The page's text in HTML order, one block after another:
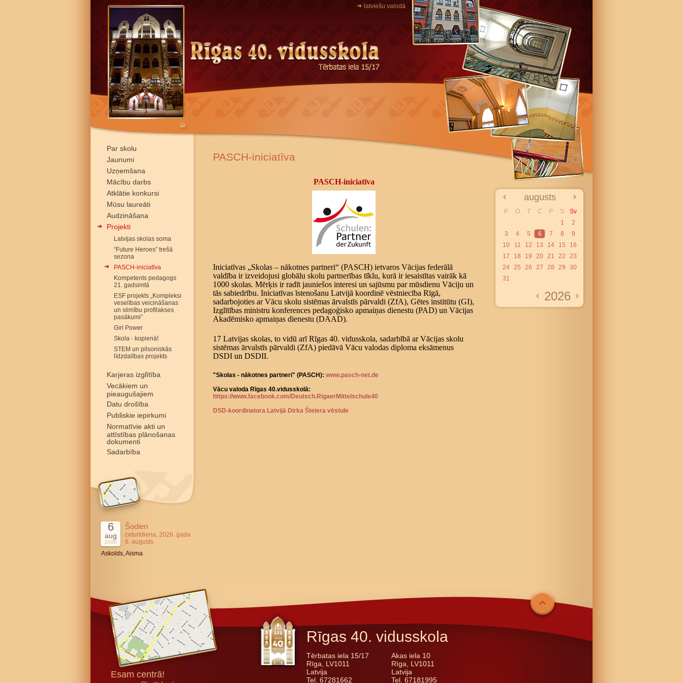
latviešu valodā
Par skolu
Jaunumi
Uzņemšana
Mācību darbs
Atklātie konkursi
Mūsu laureāti
Audzināšana
Projekti
Latvijas skolas soma
“Future Heroes” trešā
sezona
PASCH-iniciatīva
Kompetents pedagogs
21. gadsimtā
ESF projekts „Kompleksi
veselības veicināšanas
un slimību profilakses
pasākumi”
Girl Power
Skola - kopienā!
STEM un pilsoniskās
līdzdalības projekts
Karjeras izglītība
Vecākiem un
pieaugušajiem
Datu drošība
Publiskie iepirkumi
Normatīvie akti un
attīstības plānošanas
dokumenti
Sadarbība
6
aug
2026
Šodien
ceturtdiena, 2026. gada
6. augusts
Askolds, Aisma
PASCH-iniciatīva
PASCH-iniciatīva
Iniciatīvas „Skolas – nākotnes partneri“ (PASCH) ietvaros Vācijas federālā
valdība ir izveidojusi globālu skolu partnerības tīklu, kurā ir iesaistītas vairāk kā
1000 skolas. Mērķis ir radīt jauniešos interesi un sajūsmu par mūsdienu Vāciju un
tās sabiedrību. Iniciatīvas īstenošanu Latvijā koordinē vēstniecība Rīgā,
sadarbojoties ar Vācu skolu sistēmas ārvalstīs pārvaldi (ZfA), Gētes institūtu (GI),
Izglītības ministru konferences pedagoģisko apmaiņas dienestu (PAD) un Vācijas
Akadēmisko apmaiņas dienestu (DAAD).
17 Latvijas skolas, to vidū arī Rīgas 40. vidusskola, sadarbībā ar Vācijas skolu
sistēmas ārvalstīs pārvaldi (ZfA) piedāvā Vācu valodas diploma eksāmenus
DSDI un DSDII.
"Skolas - nākotnes partneri" (PASCH): www.pasch-net.de
Vācu valoda Rīgas 40.vidusskolā:
https://www.facebook.com/Deutsch.RigaerMittelschule40
DSD-koordinatora Latvijā Dirka Šteiera vēstule
augusts
P O T C P S
Sv
1
2
3
4 5 6 7 8
9
10
11 12 13 14 15
16
17
18 19 20 21 22
23
24 25 26 27 28 29
30
31
2026
Esam centrā!
Rīgas 40. vidusskola
Tērbatas iela 15/17
Rīga, LV1011
Latvija
Tel. 67281662
Akas iela 10
Rīga, LV1011
Latvija
Tel. 67181995